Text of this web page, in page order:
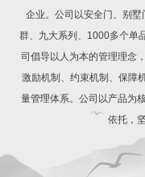
企业。公司以安全门、别
群、九大系列、1000多个单
司倡导以人为本的管理理念
激励机制、约束机制、保障
量管理体系。公司以产品为
依托，